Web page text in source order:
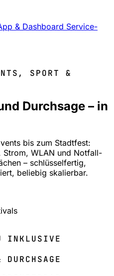
& Dashboard Service-
SPORT &
Durchsage – in
bis zum Stadtfest:
Strom, WLAN und Notfall-
– schlüsselfertig,
beliebig skalierbar.
INKLUSIVE